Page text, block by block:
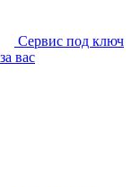
Сервис под ключ
вас